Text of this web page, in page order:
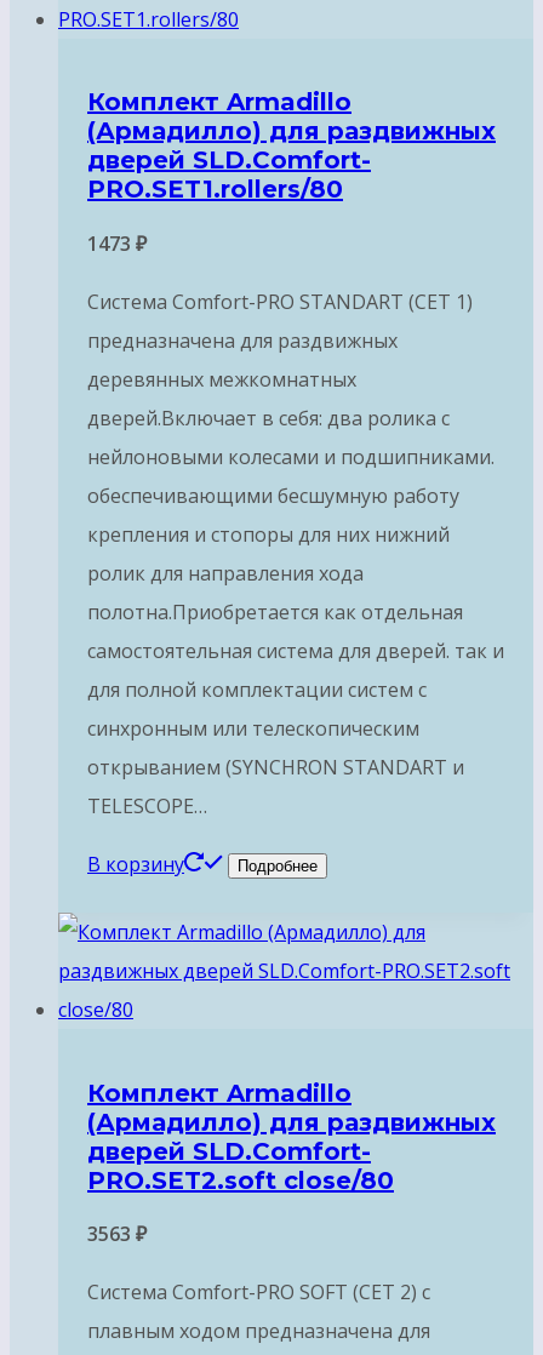
Комплект Armadillo
(Армадилло) для раздвижных
дверей SLD.Comfort-
PRO.SET1.rollers/80
1473 ₽
Система Comfort-PRO STANDART (СЕТ 1)
предназначена для раздвижных
деревянных межкомнатных
дверей.Включает в себя: два ролика с
нейлоновыми колесами и подшипниками.
обеспечивающими бесшумную работу
крепления и стопоры для них нижний
ролик для направления хода
полотна.Приобретается как отдельная
самостоятельная система для дверей. так и
для полной комплектации систем с
синхронным или телескопическим
открыванием (SYNCHRON STANDART и
TELESCOPE…
В корзину Подробнее
Комплект Armadillo
(Армадилло) для раздвижных
дверей SLD.Comfort-
PRO.SET2.soft close/80
3563 ₽
Система Comfort-PRO SOFT (СЕТ 2) с
плавным ходом предназначена для